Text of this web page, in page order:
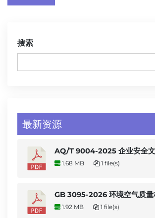
搜索
最新资源
AQ/T 9004-2025 企业安全
1.68 MB 1 file(s)
GB 3095-2026 环境空气质量
1.92 MB 1 file(s)